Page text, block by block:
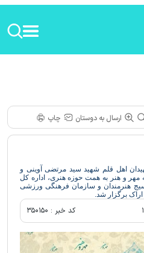
در بخش هنرمند قرآنی منتشر شد
ارسال به دوستان چاپ
اهل قلم شهید سید مرتضی آوینی و
مهر و هنر به همت حوزه هنری، اداره کل
هنرمندان و سازمان فرهنگی ورزشی
برگزار شد.
کد خبر :